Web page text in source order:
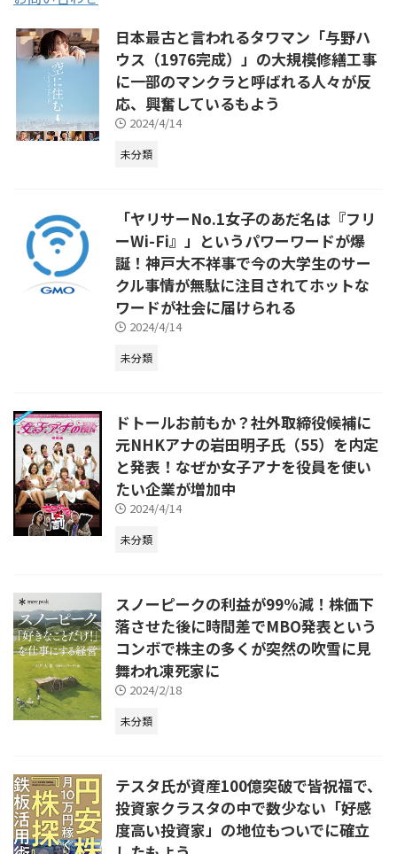
日本最古と言われるタワマン「与野ハ
ウス（1976完成）」の大規模修繕工事
に一部のマンクラと呼ばれる人々が反
応、興奮しているもよう
2024/4/14
未分類
「ヤリサーNo.1女子のあだ名は『フリ
ーWi-Fi』」というパワーワードが爆
誕！神戸大不祥事で今の大学生のサー
クル事情が無駄に注目されてホットな
ワードが社会に届けられる
2024/4/14
未分類
ドトールお前もか？社外取締役候補に
元NHKアナの岩田明子氏（55）を内定
と発表！なぜか女子アナを役員を使い
たい企業が増加中
2024/4/14
未分類
スノーピークの利益が99%減！株価下
落させた後に時間差でMBO発表という
コンボで株主の多くが突然の吹雪に見
舞われ凍死家に
2024/2/18
未分類
テスタ氏が資産100億突破で皆祝福で、
投資家クラスタの中で数少ない「好感
度高い投資家」の地位もついでに確立